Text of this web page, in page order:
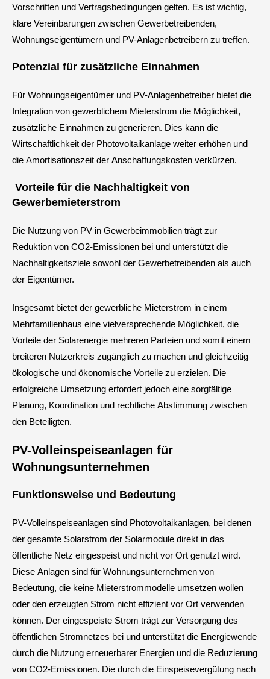
Vorschriften und Vertragsbedingungen gelten. Es ist wichtig,
klare Vereinbarungen zwischen Gewerbetreibenden,
Wohnungseigentümern und PV-Anlagenbetreibern zu treffen.
Potenzial für zusätzliche Einnahmen
Für Wohnungseigentümer und PV-Anlagenbetreiber bietet die
Integration von gewerblichem Mieterstrom die Möglichkeit,
zusätzliche Einnahmen zu generieren. Dies kann die
Wirtschaftlichkeit der Photovoltaikanlage weiter erhöhen und
die Amortisationszeit der Anschaffungskosten verkürzen.
Vorteile für die Nachhaltigkeit von
Gewerbemieterstrom
Die Nutzung von PV in Gewerbeimmobilien trägt zur
Reduktion von CO2-Emissionen bei und unterstützt die
Nachhaltigkeitsziele sowohl der Gewerbetreibenden als auch
der Eigentümer.
Insgesamt bietet der gewerbliche Mieterstrom in einem
Mehrfamilienhaus eine vielversprechende Möglichkeit, die
Vorteile der Solarenergie mehreren Parteien und somit einem
breiteren Nutzerkreis zugänglich zu machen und gleichzeitig
ökologische und ökonomische Vorteile zu erzielen. Die
erfolgreiche Umsetzung erfordert jedoch eine sorgfältige
Planung, Koordination und rechtliche Abstimmung zwischen
den Beteiligten.
PV-Volleinspeiseanlagen für
Wohnungsunternehmen
Funktionsweise und Bedeutung
PV-Volleinspeiseanlagen sind Photovoltaikanlagen, bei denen
der gesamte Solarstrom der Solarmodule direkt in das
öffentliche Netz eingespeist und nicht vor Ort genutzt wird.
Diese Anlagen sind für Wohnungsunternehmen von
Bedeutung, die keine Mieterstrommodelle umsetzen wollen
oder den erzeugten Strom nicht effizient vor Ort verwenden
können. Der eingespeiste Strom trägt zur Versorgung des
öffentlichen Stromnetzes bei und unterstützt die Energiewende
durch die Nutzung erneuerbarer Energien und die Reduzierung
von CO2-Emissionen. Die durch die Einspeisevergütung nach